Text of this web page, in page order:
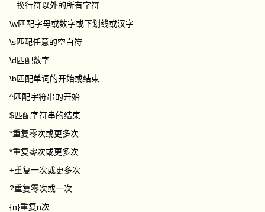
. 换行符以外的所有字符
\w匹配字母或数字或下划线或汉字
\s匹配任意的空白符
\d匹配数字
\b匹配单词的开始或结束
^匹配字符串的开始
$匹配字符串的结束
*重复零次或更多次
*重复零次或更多次
+重复一次或更多次
?重复零次或一次
{n}重复n次